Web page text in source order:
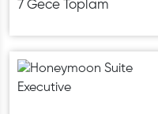
7 Gece Toplam